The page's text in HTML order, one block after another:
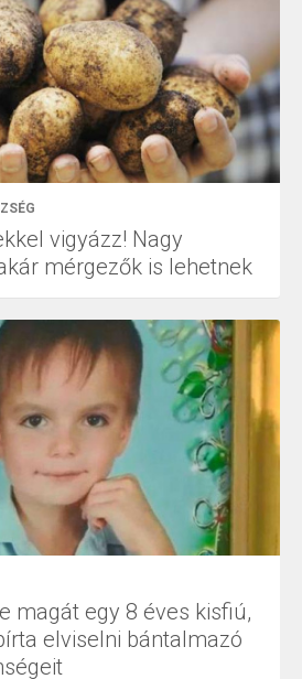
vigyázz! Nagy
mérgezők is lehetnek
magát egy 8 éves kisfiú,
elviselni bántalmazó